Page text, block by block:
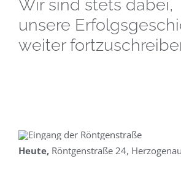
Wir sind stets dabei,
unsere
weiter
Heute, Röntgenstraße 24,